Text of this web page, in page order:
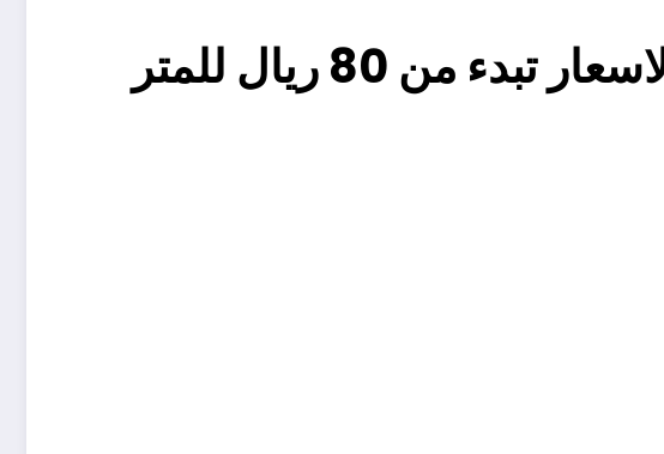
حداد مظلات سيارات مظلات رخيص في الطايف الاسعار تبدء من 80 ريال للمتر